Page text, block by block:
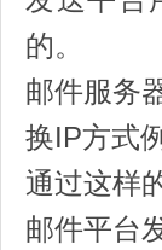
的。
邮件服务
换IP方式
通过这样
邮件平台